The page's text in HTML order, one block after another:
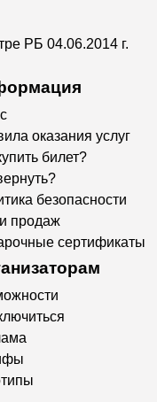
РБ 04.06.2014 г.
оказания услуг
билет?
безопасности
продаж
сертификаты